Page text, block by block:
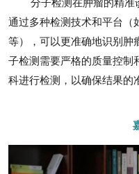
分子检测在肿瘤的精准
通过多种检测技术和平台（
等），可以更准确地识别肿
子检测需要严格的质量控制
科进行检测，以确保结果的